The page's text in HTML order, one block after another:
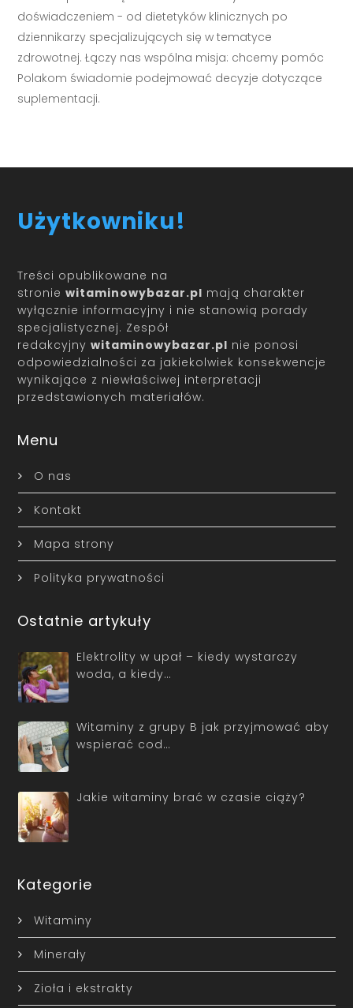
doświadczeniem - od dietetyków klinicznych po
dziennikarzy specjalizujących się w tematyce
zdrowotnej. Łączy nas wspólna misja: chcemy pomóc
Polakom świadomie podejmować decyzje dotyczące
suplementacji.
Użytkowniku!
Treści opublikowane na
stroniewitaminowybazar.pl mają charakter
wyłącznie informacyjny i nie stanowią porady
specjalistycznej. Zespół
redakcyjnywitaminowybazar.pl nie ponosi
odpowiedzialności za jakiekolwiek konsekwencje
wynikające z niewłaściwej interpretacji
przedstawionych materiałów.
Menu
O nas
Kontakt
Mapa strony
Polityka prywatności
Ostatnie artykuły
Elektrolity w upał – kiedy wystarczy
woda, a kiedy…
Witaminy z grupy B jak przyjmować aby
wspierać cod…
Jakie witaminy brać w czasie ciąży?
Kategorie
Witaminy
Minerały
Zioła i ekstrakty